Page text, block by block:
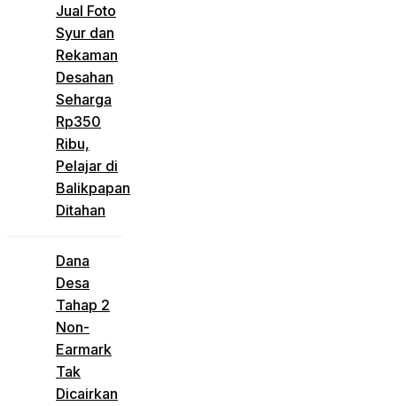
Jual Foto
Syur dan
Rekaman
Desahan
Seharga
Rp350
Ribu,
Pelajar di
Balikpapan
Ditahan
Dana
Desa
Tahap 2
Non-
Earmark
Tak
Dicairkan